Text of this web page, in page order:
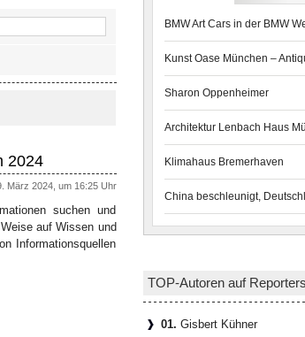
2024
März 2024, um 16:25 Uhr
suchen und
auf Wissen und
Informationsquellen
BMW Art Cars in der BMW
Kunst Oase München –
Sharon Oppenheimer
Architektur Lenbach Haus
Klimahaus Bremerhaven
China beschleunigt,
TOP-Autoren auf
01. Gisbert Kühner